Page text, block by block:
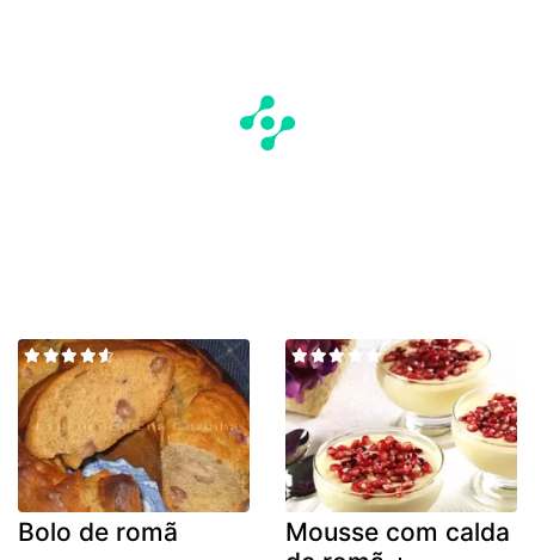
Bolo de romã
Mousse com calda